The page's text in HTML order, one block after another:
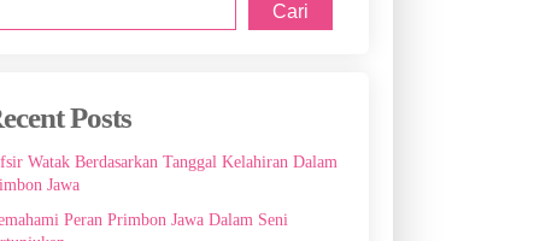
Cari
Posts
Watak Berdasarkan Tanggal Kelahiran Dalam
Jawa
Peran Primbon Jawa Dalam Seni